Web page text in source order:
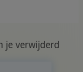
je verwijderd